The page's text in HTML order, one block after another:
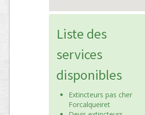
Liste des
services
disponibles
Extincteurs pas cher
Forcalqueiret